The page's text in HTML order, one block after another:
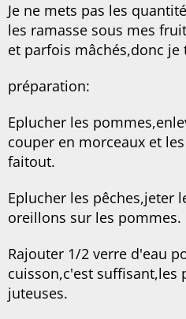
Je ne mets pas les
les ramasse sous mes
et parfois mâchés,donc je
préparation:
Eplucher les
couper en morceaux et
faitout.
Eplucher les pêches,jeter
oreillons sur les pommes.
Rajouter 1/2 verre d'eau
cuisson,c'est suffisant,les
juteuses.